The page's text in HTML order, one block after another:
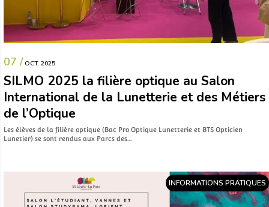
07 / OCT. 2025
SILMO 2025 la filière optique au Salon
International de la Lunetterie et des Métiers
de l’Optique
Les élèves de la filière optique (Bac Pro Optique Lunetterie et BTS Opticien
Lunetier) se sont rendus aux Parcs des…
INFORMATIONS PRATIQUES